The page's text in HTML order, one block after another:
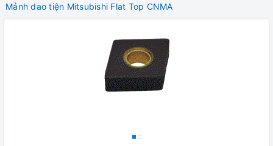
Mảnh dao tiện Mitsubishi Flat Top CNMA